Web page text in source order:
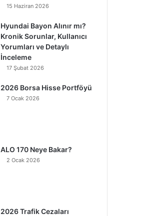
15 Haziran 2026
Hyundai Bayon Alınır mı?
Kronik Sorunlar, Kullanıcı
Yorumları ve Detaylı
İnceleme
17 Şubat 2026
2026 Borsa Hisse Portföyü
7 Ocak 2026
ALO 170 Neye Bakar?
2 Ocak 2026
2026 Trafik Cezaları